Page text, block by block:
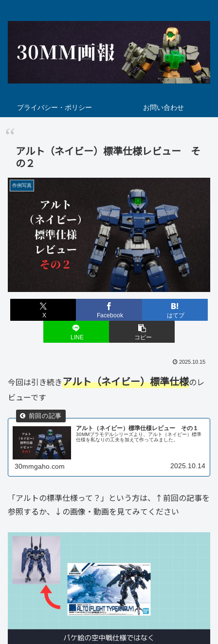
プライバシー・ポリシー お問い合わせ
アルト（ネイビー）標準仕様レビュー そ
の２
作例写真
X Facebook はてブ
LINE コピー
2025.10.15
今回は引き続きアルト（ネイビー）標準仕様のレ
ビューです
アルト（ネイビー）標準仕様レビュー その１
30MMプラモデルシリーズより、アルト（ネイビー）標準
仕様を私なりの工夫を加えて作ってみました。
30mmgaho.com 2025.10.14
「アルトの標準仕様って？」という方は、↑前回の記事を
参照するか、↓の画像・動画を見てみてください